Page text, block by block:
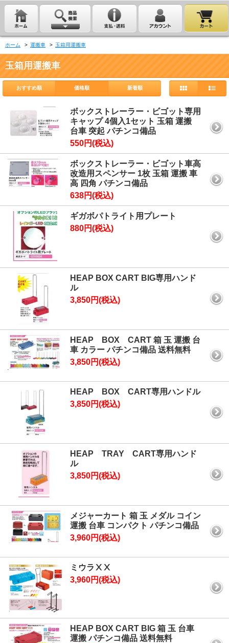
ホーム > 運搬車 > 玉箱用運搬車
玉箱用運搬車
おすすめ順 価格順 新着順
ボックストレーラー・ビゴット専用
キャップ 4個入1セット 玉箱 運搬
台車 突起 パチンコ備品
550円(税込)
ボックストレーラー・ビゴット車高
改造用スペンサー 1枚 玉箱 運搬 車
高 四角 パチンコ備品
638円(税込)
ギガボパトライト用プレート
880円(税込)
HEAP BOX CART BIG専用ハンド
ル
3,850円(税込)
HEAP BOX CART 箱 玉 運搬 台
車 カラー パチンコ備品 送料無料
3,850円(税込)
HEAP BOX CART専用ハンドル
3,850円(税込)
HEAP TRAY CART専用ハンド
ル
3,850円(税込)
メジャーカート 箱 玉 メダル コイン
運搬 台車 コンパクト パチンコ備品
3,960円(税込)
ミウラⅩⅩ
3,960円(税込)
HEAP BOX CART BIG 箱 玉 台車
運搬 パチンコ備品 送料無料